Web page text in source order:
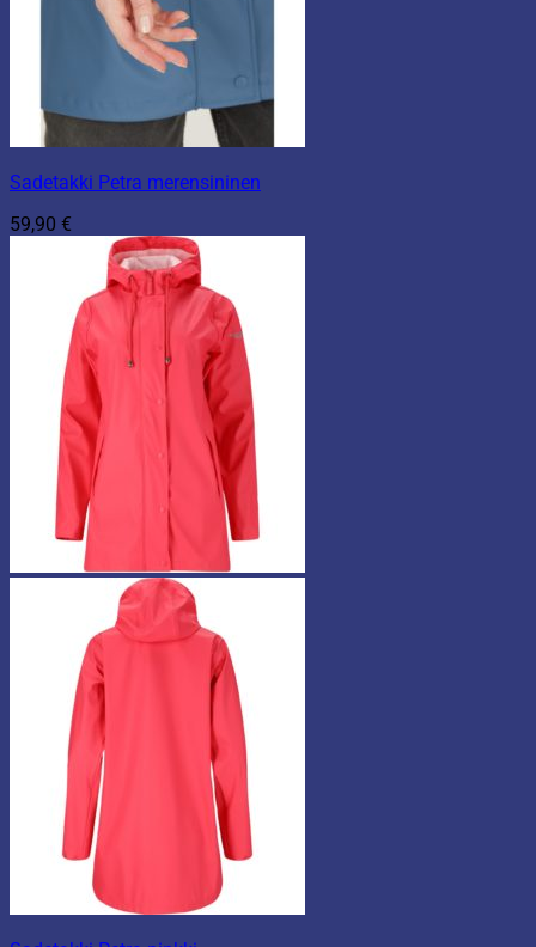
Sadetakki Petra merensininen
59,90 €